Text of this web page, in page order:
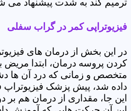
ترمیم کند به شدت پیشنهاد می
فیزیوتراپی کمر در گراب سفلی
در این بخش از درمان های
کردن پروسه درمان، ابتدا مریض
متخصص و زمانی که درد آن ها
داده شد، پیش پزشک فیزیوتراپ
این جا، مقداری از درمان هم